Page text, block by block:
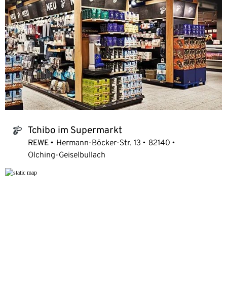
tchibo_logo Tchibo im Supermarkt
REWE Hermann-Böcker-Str. 13
82140
Olching-Geiselbullach